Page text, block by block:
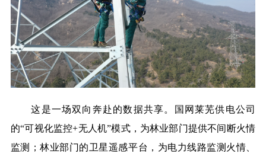
这是一场双向奔赴的数据共享。国网莱芜供电公司
的“可视化监控+无人机”模式，为林业部门提供不间断火情
监测；林业部门的卫星遥感平台，为电力线路监测火情、